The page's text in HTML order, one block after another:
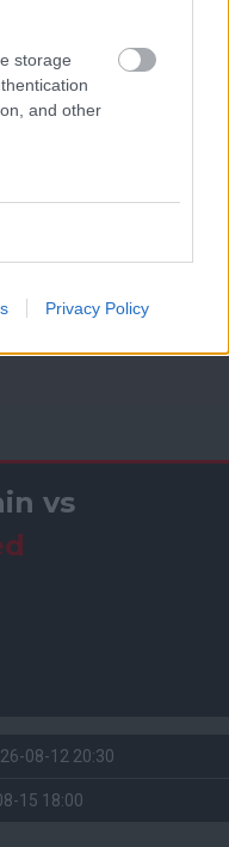
storage
and other
Privacy Policy
vs
08-12 20:30
15 18:00